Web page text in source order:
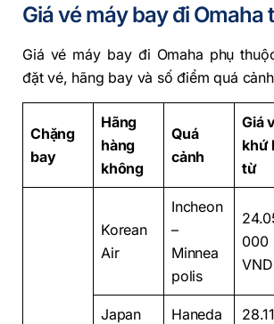
Giá vé máy bay đi Omaha
Giá vé máy bay đi Omaha phụ
đặt vé, hãng bay và số điểm quá
Chặng
bay
Hãng
hàng
không
Quá
cảnh
Giá
khứ
từ
Korean
Air
Incheon
–
Minnea
polis
000
VND
Japan
Haneda